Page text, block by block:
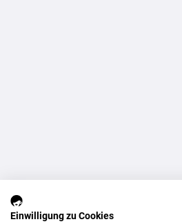
Einwilligung zu Cookies